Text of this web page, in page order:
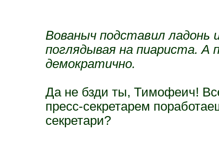
Вованыч подставил ладонь
поглядывая на пиариста. А
демократично.
Да не бзди ты, Тимофеич!
пресс-секретарем
секретари?